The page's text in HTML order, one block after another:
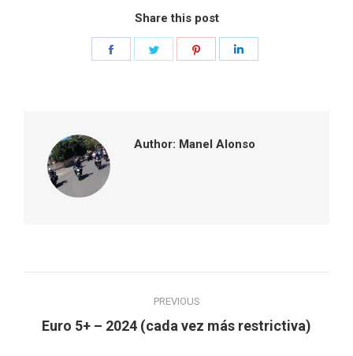
Share this post
Author: Manel Alonso
navigation
PREVIOUS
Previous
Euro 5+ – 2024 (cada vez más restrictiva)